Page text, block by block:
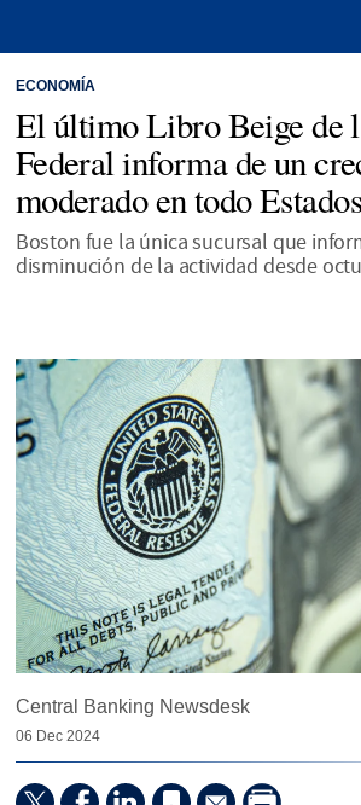
ECONOMÍA
El último Libro Beige de
Federal informa de un
moderado en todo
Boston fue la única sucursal que
disminución de la actividad desde
Central Banking Newsdesk
06 Dec 2024